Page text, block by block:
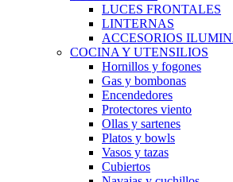
LUCES FRONTALES
LINTERNAS
ACCESORIOS
COCINA Y UTENSILIOS
Hornillos y fogones
Gas y bombonas
Encendedores
Protectores viento
Ollas y sartenes
Platos y bowls
Vasos y tazas
Cubiertos